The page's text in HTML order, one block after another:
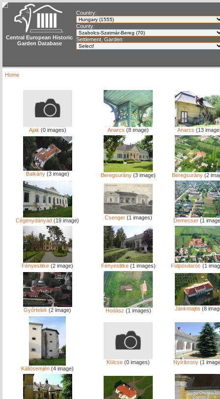
Central European Historic
Garden Database
Country:
County:
Settlement, Garden:
Home
Ajak (0 images) Anarcs (8 image) Anarcs (13
Balkány(3 image) Beregsurány (3 image) Beregsurány (2
Cégénydányád (19 image) Csenger(1 images) Demecser (1
Fényeslitke (2 image) Fényeslitke(1 images) Fülpösdaróc (1
Győrtelek (2 image) Hodász (1 images) Jánkmajtis (8
Kállósemjén (4 image)
Kölcse (0 images) Nyíribrony (1